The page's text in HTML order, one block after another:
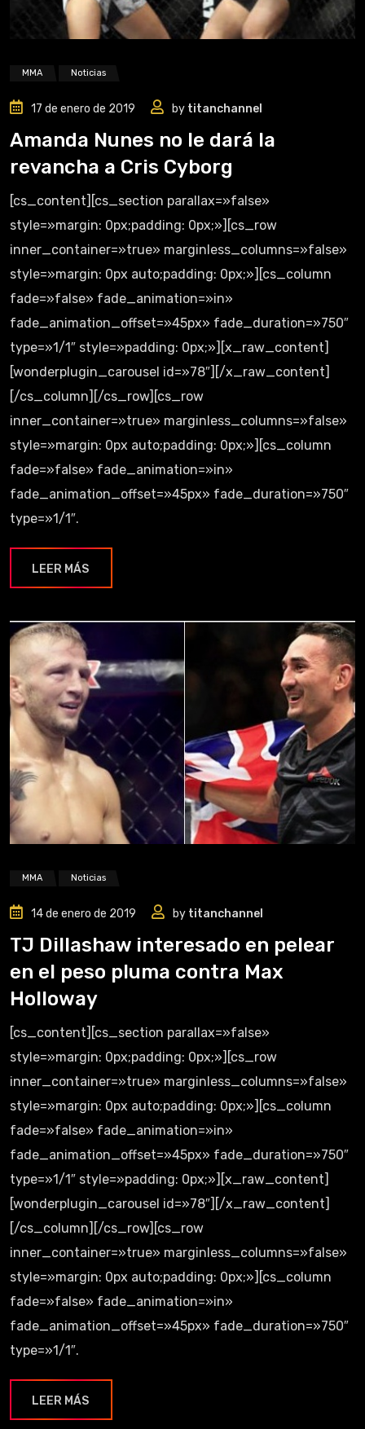
MMA Noticias
17 de enero de 2019 by titanchannel
Amanda Nunes no le dará la
revancha a Cris Cyborg
[cs_content][cs_section parallax=»false»
style=»margin: 0px;padding: 0px;»][cs_row
inner_container=»true» marginless_columns=»false»
style=»margin: 0px auto;padding: 0px;»][cs_column
fade=»false» fade_animation=»in»
fade_animation_offset=»45px» fade_duration=»750″
type=»1/1″ style=»padding: 0px;»][x_raw_content]
[wonderplugin_carousel id=»78″][/x_raw_content]
[/cs_column][/cs_row][cs_row
inner_container=»true» marginless_columns=»false»
style=»margin: 0px auto;padding: 0px;»][cs_column
fade=»false» fade_animation=»in»
fade_animation_offset=»45px» fade_duration=»750″
type=»1/1″.
LEER MÁS
MMA Noticias
14 de enero de 2019 by titanchannel
TJ Dillashaw interesado en pelear
en el peso pluma contra Max
Holloway
[cs_content][cs_section parallax=»false»
style=»margin: 0px;padding: 0px;»][cs_row
inner_container=»true» marginless_columns=»false»
style=»margin: 0px auto;padding: 0px;»][cs_column
fade=»false» fade_animation=»in»
fade_animation_offset=»45px» fade_duration=»750″
type=»1/1″ style=»padding: 0px;»][x_raw_content]
[wonderplugin_carousel id=»78″][/x_raw_content]
[/cs_column][/cs_row][cs_row
inner_container=»true» marginless_columns=»false»
style=»margin: 0px auto;padding: 0px;»][cs_column
fade=»false» fade_animation=»in»
fade_animation_offset=»45px» fade_duration=»750″
type=»1/1″.
LEER MÁS